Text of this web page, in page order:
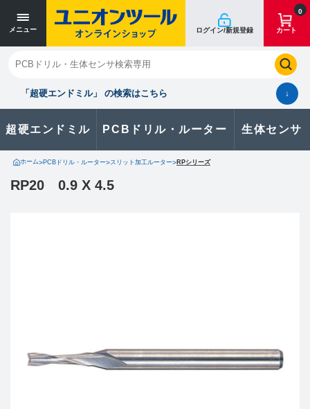
メニュー ログイン/新規登録
0
カート
「超硬エンドミル」 の検索はこちら ↓
超硬エンドミル PCBドリル・ルーター 生体センサ
閉じる
お気に入り クイックオーダー 購入履歴
製品に関するお問い合わせはこちら
ホーム>PCBドリル・ルーター>スリット加工ルーター> RPシリーズ
RP20 0.9 X 4.5